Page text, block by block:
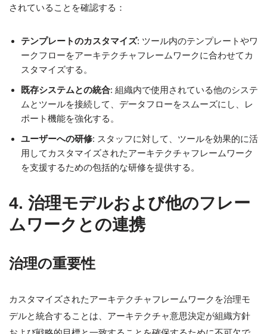
されていることを確認する：
テンプレートのカスタマイズ: ツール内のテンプレートやワ
ークフローをアーキテクチャフレームワークに合わせてカ
スタマイズする。
既存システムとの統合: 組織内で使用されている他のシステ
ムとツールを接続して、データフローをスムーズにし、レ
ポート機能を強化する。
ユーザーへの研修: スタッフに対して、ツールを効果的に活
用してカスタマイズされたアーキテクチャフレームワーク
を支援するための包括的な研修を提供する。
4. 治理モデルおよび他のフレー
ムワークとの連携
治理の重要性
カスタマイズされたアーキテクチャフレームワークを治理モ
デルと統合することは、アーキテクチャ意思決定が組織方針